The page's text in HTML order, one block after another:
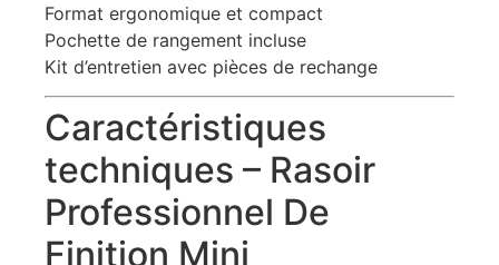
Format ergonomique et compact
Pochette de rangement incluse
Kit d’entretien avec pièces de rechange
Caractéristiques
techniques – Rasoir
Professionnel De
Finition Mini